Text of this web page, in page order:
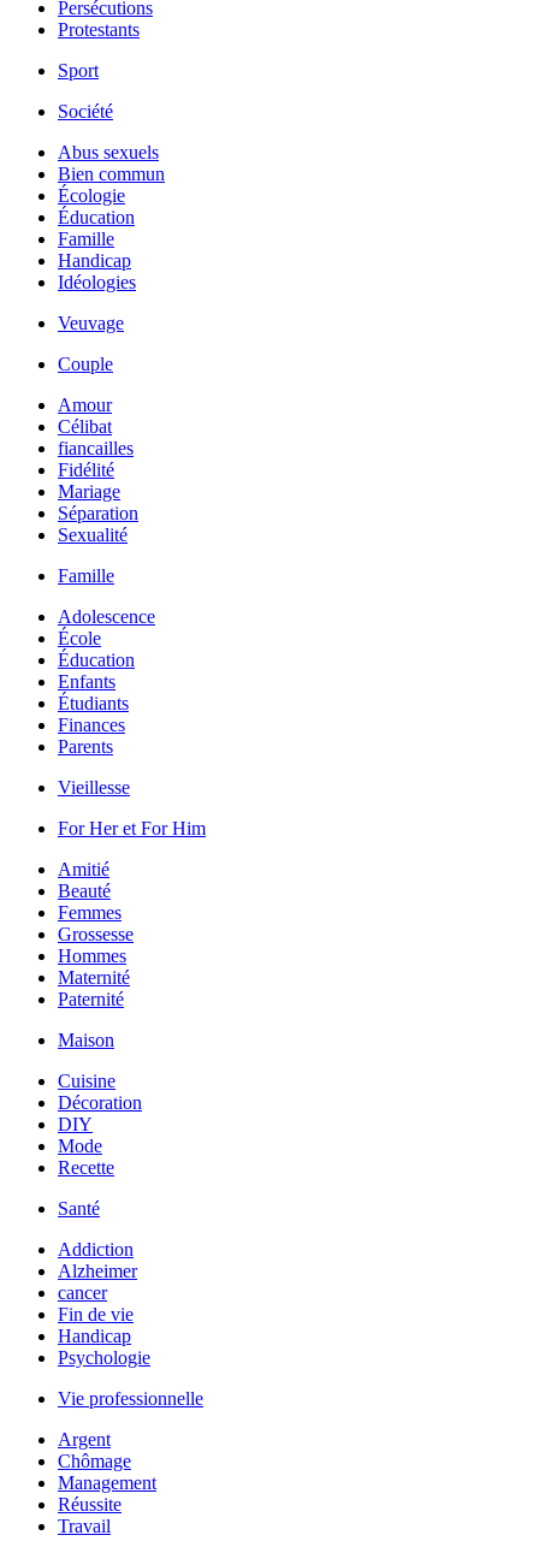
Persécutions
Protestants
Sport
Société
Abus sexuels
Bien commun
Écologie
Éducation
Famille
Handicap
Idéologies
Veuvage
Couple
Amour
Célibat
fiancailles
Fidélité
Mariage
Séparation
Sexualité
Famille
Adolescence
École
Éducation
Enfants
Étudiants
Finances
Parents
Vieillesse
For Her et For Him
Amitié
Beauté
Femmes
Grossesse
Hommes
Maternité
Paternité
Maison
Cuisine
Décoration
DIY
Mode
Recette
Santé
Addiction
Alzheimer
cancer
Fin de vie
Handicap
Psychologie
Vie professionnelle
Argent
Chômage
Management
Réussite
Travail